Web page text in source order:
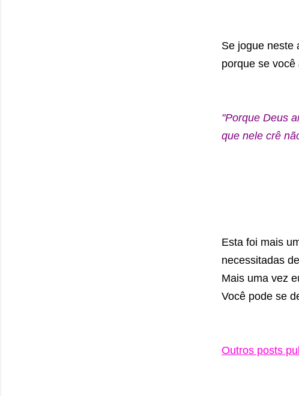
Se jogue neste
porque se você
"Porque Deus
que nele crê
Esta foi mais
necessitadas
Mais uma vez
Você pode se
Outros posts